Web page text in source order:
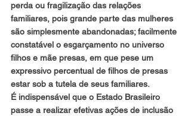
perda ou fragilização das relações
familiares, pois grande parte das mulheres
são simplesmente abandonadas; facilmente
constatável o esgarçamento no universo
filhos e mãe presas, em que pese um
expressivo percentual de filhos de presas
estar sob a tutela de seus familiares.
É indispensável que o Estado Brasileiro
passe a realizar efetivas ações de inclusão